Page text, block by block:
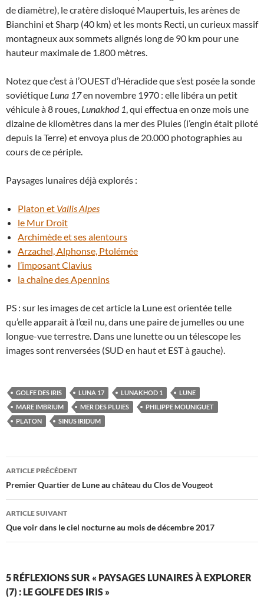
de diamètre), le cratère disloqué Maupertuis, les arènes de
Bianchini et Sharp (40 km) et les monts Recti, un curieux massif
montagneux aux sommets alignés long de 90 km pour une
hauteur maximale de 1.800 mètres.
Notez que c’est à l’OUEST d’Héraclide que s’est posée la sonde
soviétique Luna 17en novembre 1970 : elle libéra un petit
véhicule à 8 roues, Lunakhod 1 , qui effectua en onze mois une
dizaine de kilomètres dans la mer des Pluies (l’engin était piloté
depuis la Terre) et envoya plus de 20.000 photographies au
cours de ce périple.
Paysages lunaires déjà explorés :
Platon et Vallis Alpes
le Mur Droit
Archimède et ses alentours
Arzachel, Alphonse, Ptolémée
l’imposant Clavius
la chaîne des Apennins
PS : sur les images de cet article la Lune est orientée telle
qu’elle apparaît à l’œil nu, dans une paire de jumelles ou une
longue-vue terrestre. Dans une lunette ou un télescope les
images sont renversées (SUD en haut et EST à gauche).
GOLFE DES IRIS LUNA 17 LUNAKHOD 1
LUNE
MARE IMBRIUM
MER DES PLUIES
PHILIPPE MOUNIGUET
PLATON
SINUS IRIDUM
Navigation
des
articles
ARTICLE PRÉCÉDENT
Premier Quartier de Lune au château du Clos de Vougeot
ARTICLE SUIVANT
Que voir dans le ciel nocturne au mois de décembre 2017
5 RÉFLEXIONS SUR « PAYSAGES LUNAIRES À EXPLORER
(7) : LE GOLFE DES IRIS »